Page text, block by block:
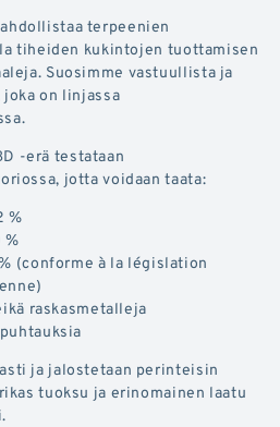
terpeenien
tiheiden kukintojen tuottamisen
Suosimme vastuullista ja
on linjassa
-erä testataan
jotta voidaan taata:
%
%
(conforme à la législation
raskasmetalleja
ja jalostetaan perinteisin
tuoksu ja erinomainen laatu